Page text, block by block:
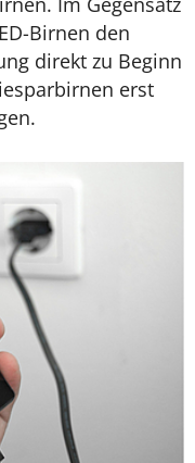
Birnen den
direkt zu Beginn
erst